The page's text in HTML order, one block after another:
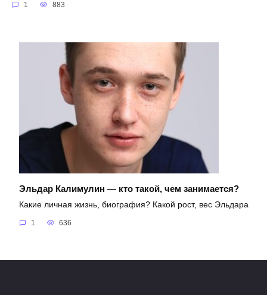
1 883
Эльдар Калимулин — кто такой, чем занимается?
Какие личная жизнь, биография? Какой рост, вес Эльдара
1 636